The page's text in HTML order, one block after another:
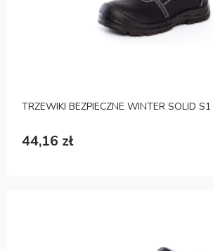
TRZEWIKI BEZPIECZNE WINTER SOLID
44,16 zł